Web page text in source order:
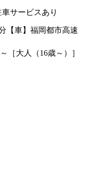
サービスあり
【車】福岡都市高速
［大人（16歳～）］